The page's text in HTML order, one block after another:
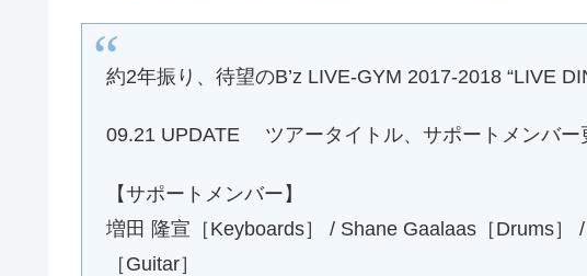
約2年振り、待望のB’z LIVE-GYM 2017-2018 “LIVE
09.21 UPDATE ツアータイトル、サポートメンバー
【サポートメンバー】
増田 隆宣［Keyboards］ / Shane Gaalaas［Drums］
［Guitar］